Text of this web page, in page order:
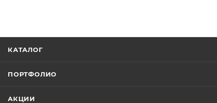
КАТАЛОГ
ПОРТФОЛИО
АКЦИИ